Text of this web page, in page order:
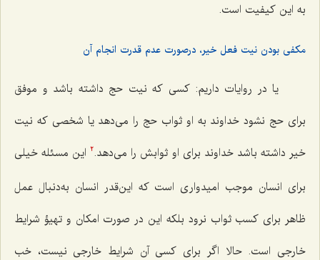
به این کیفیت است.
مکفی بودن نیت فعل خیر، درصورت عدم قدرت انجام آن
یا در روایات داریم: کسى که نیت حج داشته‌ باشد و موفق
براى حج نشود خداوند به او ثواب حج را مى‌دهد یا شخصى که نیت
خیر داشته باشد خداوند براى او ثوابش را مى‌دهد.2این مسئله خیلى
براى انسان موجب امیدوارى است که این‌قدر انسان به‌دنبال عمل
ظاهر براى کسب ثواب نرود بلکه این در صورت امکان و تهیؤ شرایط
خارجى است. حالا اگر برای کسى آن شرایط خارجى نیست، خب